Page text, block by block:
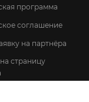
программа
соглашение
на партнёра
страницу